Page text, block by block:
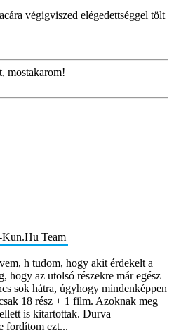
végigviszed elégedettséggel tölt
mostakarom!
Team
h tudom, hogy akit érdekelt a
hogy az utolsó részekre már egész
sok hátra, úgyhogy mindenképpen
18 rész + 1 film. Azoknak meg
is kitartottak. Durva
fordítom ezt...